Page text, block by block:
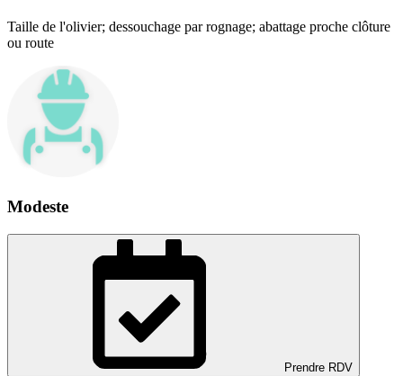
Taille de l'olivier; dessouchage par rognage; abattage proche clôture
ou route
Modeste
Prendre RDV